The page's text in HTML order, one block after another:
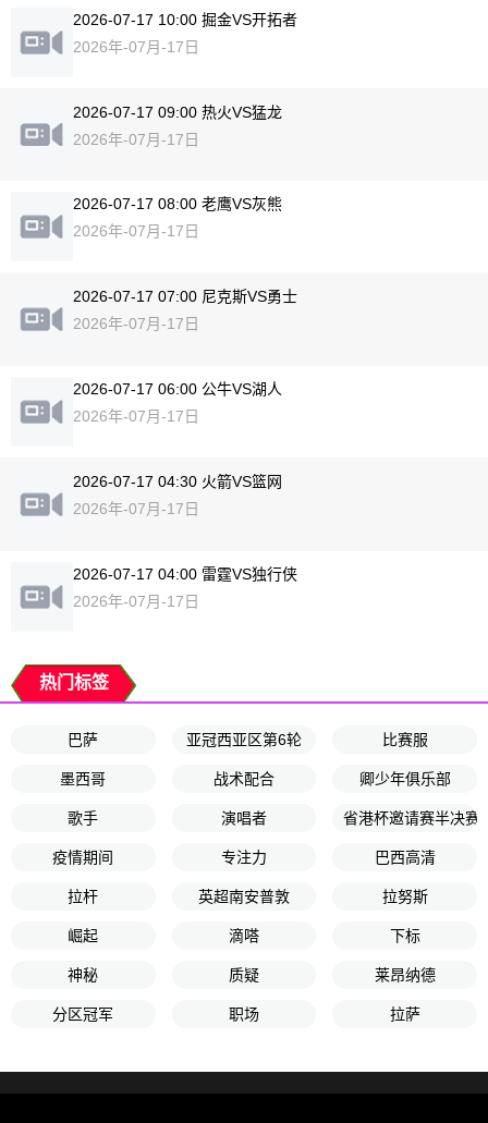
2026-07-17 10:00 掘金VS开拓者
2026年-07月-17日
2026-07-17 09:00 热火VS猛龙
2026年-07月-17日
2026-07-17 08:00 老鹰VS灰熊
2026年-07月-17日
2026-07-17 07:00 尼克斯VS勇士
2026年-07月-17日
2026-07-17 06:00 公牛VS湖人
2026年-07月-17日
2026-07-17 04:30 火箭VS篮网
2026年-07月-17日
2026-07-17 04:00 雷霆VS独行侠
2026年-07月-17日
热门标签
巴萨 亚冠西亚区第6轮 比赛服
墨西哥 战术配合 卿少年俱乐部
歌手 演唱者 省港杯邀请赛半决赛
疫情期间 专注力 巴西高清
拉杆 英超南安普敦 拉努斯
崛起 滴嗒 下标
神秘 质疑 莱昂纳德
分区冠军 职场 拉萨